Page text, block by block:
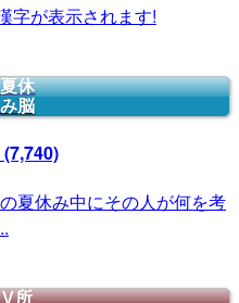
字が表示されます!
夏休
み脳
(7,740)
夏休み中にその人が何を考
V所